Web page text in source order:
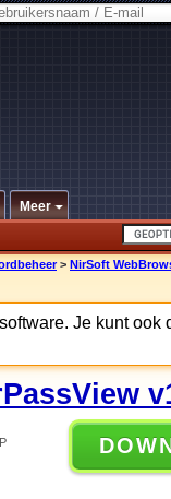
Meer
> NirSoft
Je kunt ook